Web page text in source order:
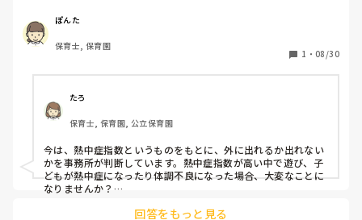
ぽんた
保育士, 保育園
1 ・ 08/30
たろ
保育士, 保育園, 公立保育園
今は、熱中症指数というものをもとに、外に出れるか出れない
かを事務所が判断しています。熱中症指数が高い中で遊び、子
どもが熱中症になったり体調不良になった場合、大変なことに
なりませんか？
じゃないと外に出られないですよね…。それでも10分15分が限
回答をもっと見る